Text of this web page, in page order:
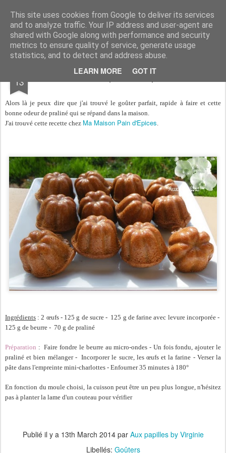
This site uses cookies from Google to deliver its services
and to analyze traffic. Your IP address and user-agent are
shared with Google along with performance and security
metrics to ensure quality of service, generate usage
statistics, and to detect and address abuse.
LEARN MORE GOT IT
Aux papilles by Virginie
13 Quatre-quatre au praliné
Alors là je peux dire que j'ai trouvé le goûter parfait, rapide à faire et cette
bonne odeur de praliné qui se répand dans la maison.
J'ai trouvé cette recette chez Ma Maison Pain d'Epices.
Ingrédients : 2 œufs - 125 g de sucre - 125 g de farine avec levure incorporée -
125 g de beurre - 70 g de praliné
Préparation :Faire fondre le beurre au micro-ondes - Un fois fondu, ajouter le
praliné et bien mélanger - Incorporer le sucre, les œufs et la farine - Verser la
pâte dans l'empreinte mini-charlottes - Enfourner 35 minutes à 180°
En fonction du moule choisi, la cuisson peut être un peu plus longue, n'hésitez
pas à planter la lame d'un couteau pour vérifier
Publié il y a 13th March 2014par Aux papilles by Virginie
Libellés: Goûters